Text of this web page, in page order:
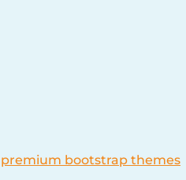
premium bootstrap themes